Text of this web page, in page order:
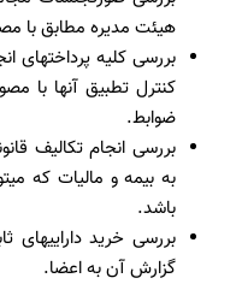
هیئت مدیره مطابق با
بررسی کلیه پرداختهای
کنترل تطبیق آنها با
ضوابط.
بررسی انجام تکالیف
به بیمه و مالیات که
باشد.
بررسی خرید
گزارش آن به اعضا.